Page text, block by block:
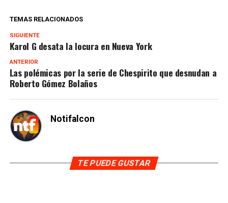
TEMAS RELACIONADOS
SIGUIENTE
Karol G desata la locura en Nueva York
ANTERIOR
Las polémicas por la serie de Chespirito que desnudan a
Roberto Gómez Bolaños
Notifalcon
TE PUEDE GUSTAR